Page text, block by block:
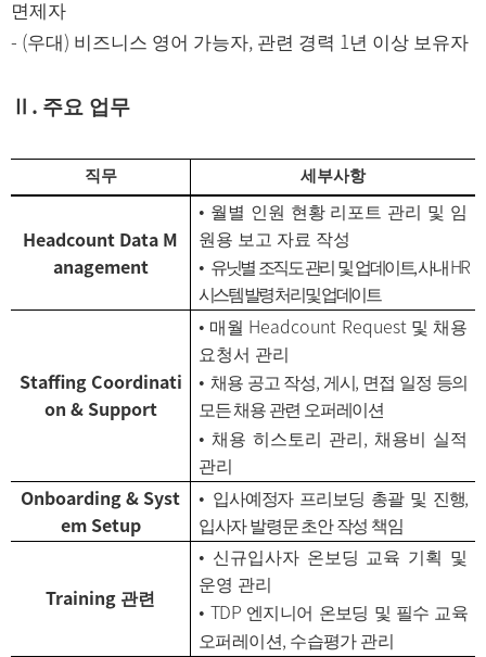
면제자
- (우대) 비즈니스 영어 가능자, 관련 경력 1년 이상 보유자
. 주요 업무
직무 세부사항
Headcount Data M
anagement
• 월별 인원 현황 리포트 관리 및 임
원용 보고 자료 작성
• 유닛별 조직도 관리 및 업데이트,사내 HR
시스템 발령 처리 및 업데이트
Staffing Coordinati
on & Support
• 매월 Headcount Request 및 채용
요청서 관리
• 채용 공고 작성, 게시 , 면접 일정 등의
모든 채용 관련 오퍼레이션
• 채용 히스토리 관리 ,채용비 실적
관리
Onboarding & Syst
em Setup
• 입사예정자 프리보딩 총괄 및 진행,
입사자 발령문 초안 작성 책임
Training 관련
• 신규입사자 온보딩 교육 기획 및
운영 관리
• TDP 엔지니어 온보딩 및 필수 교육
오퍼레이션, 수습평가 관리